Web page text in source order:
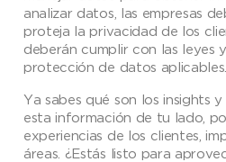
analizar datos, las empresas
proteja la privacidad de los
deberán cumplir con las leyes
protección de datos aplicables.
Ya sabes qué son los insights
esta información de tu lado,
experiencias de los clientes,
áreas. ¿Estás listo para